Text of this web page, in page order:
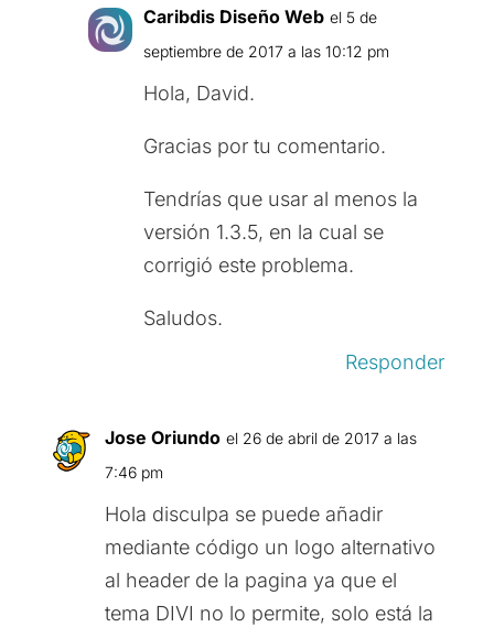
Caribdis Diseño Web el 5 de
septiembre de 2017 a las 10:12 pm
Hola, David.
Gracias por tu comentario.
Tendrías que usar al menos la
versión 1.3.5, en la cual se
corrigió este problema.
Saludos.
Responder
Jose Oriundo el 26 de abril de 2017 a las
7:46 pm
Hola disculpa se puede añadir
mediante código un logo alternativo
al header de la pagina ya que el
tema DIVI no lo permite, solo está la